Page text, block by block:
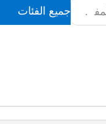
جميع الفئات